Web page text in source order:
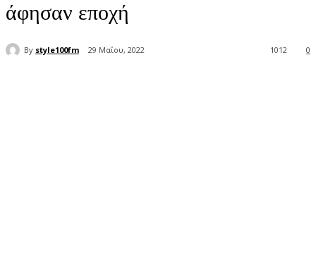
άφησαν εποχή
By style100fm 29 Μαΐου, 2022 0
1012